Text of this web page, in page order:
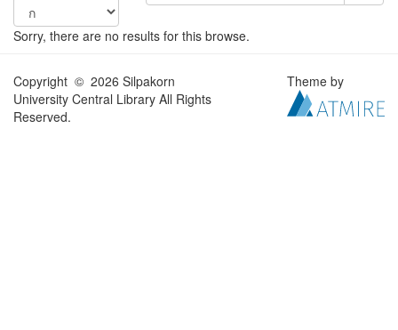
Sorry, there are no results for this browse.
Copyright © 2026 Silpakorn
University Central Library All Rights
Reserved.
Theme by